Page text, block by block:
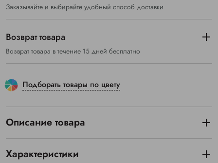
Заказывайте и выбирайте удобный способ доставки
Возврат товара
Возврат товара в течение 15 дней бесплатно
Подборать товары по цвету
Описание товара
Характеристики